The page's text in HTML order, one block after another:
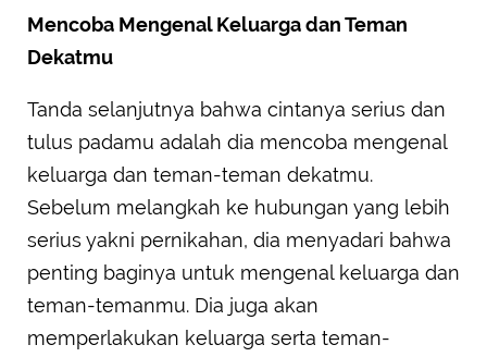
Mencoba Mengenal Keluarga dan Teman
Dekatmu
Tanda selanjutnya bahwa cintanya serius dan
tulus padamu adalah dia mencoba mengenal
keluarga dan teman-teman dekatmu.
Sebelum melangkah ke hubungan yang lebih
serius yakni pernikahan, dia menyadari bahwa
penting baginya untuk mengenal keluarga dan
teman-temanmu. Dia juga akan
memperlakukan keluarga serta teman-